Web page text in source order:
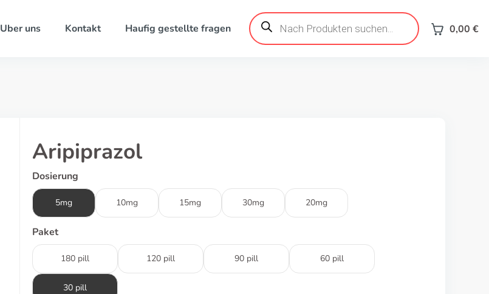
Uber uns Kontakt Haufig gestellte fragen
Products
search 0,00 €
Aripiprazol
Dosierung
5mg 10mg 15mg 30mg 20mg
Paket
180 pill 120 pill 90 pill 60 pill
30 pill